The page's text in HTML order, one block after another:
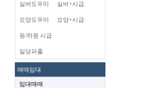
실버도우미 실버+시급
요양도우미 요양+시급
등/하원 시급
일당파출
매매임대
임대매매